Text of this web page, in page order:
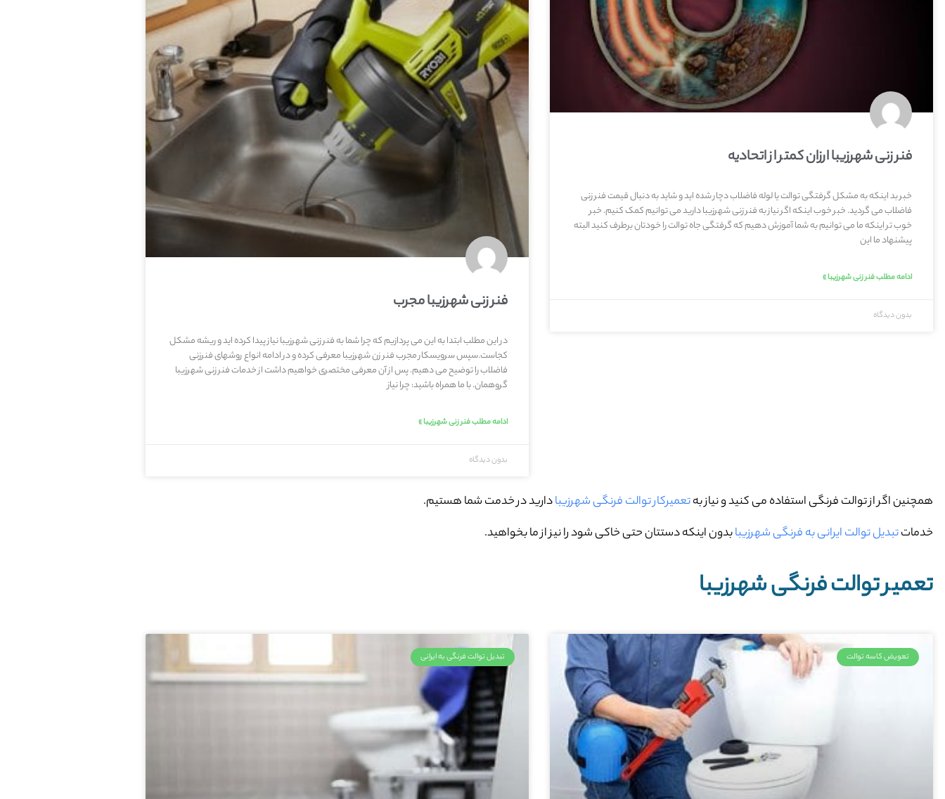
فنر زنی شهرزیبا ارزان کمتر از اتحادیه
خبر بد اینکه به مشکل گرفتگی توالت یا لوله فاضلاب دچار شده اید و شاید به دنبال قیمت فنر زنی
فاضلاب می گردید. خبر خوب اینکه اگر نیاز به فنر زنی شهرزیبا دارید می توانیم کمک کنیم. خبر
خوب تر اینکه ما می توانیم به شما آموزش دهیم که گرفتگی جاه توالت را خودتان برطرف کنید البته
پیشنهاد ما این
ادامه مطلب فنر زنی شهرزیبا »
بدون دیدگاه
فنر زنی شهرزیبا مجرب
در این مطلب ابتدا به این می پردازیم که چرا شما به فنر زنی شهرزیبا نیاز پیدا کرده اید و ریشه مشکل
کجاست.سپس سرویسکار مجرب فنر زن شهرزیبا معرفی کرده و در ادامه انواع روشهای فنرزنی
فاضلاب را توضیح می دهیم. پس از آن معرفی مختصری خواهیم داشت از خدمات فنر زنی شهرزیبا
گروهمان. با ما همراه باشید: چرا نیاز
ادامه مطلب فنر زنی شهرزیبا »
بدون دیدگاه
همچنین اگر از توالت فرنگی استفاده می کنید و نیاز بهتعمیرکار توالت فرنگی شهرزیبادارید در خدمت شما هستیم.
خدماتتبدیل توالت ایرانی به فرنگی شهرزیبابدون اینکه دستتان حتی خاکی شود را نیز از ما بخواهید.
تعمیر توالت فرنگی شهرزیبا
تعویض کاسه توالت تبدیل توالت فرنگی به ایرانی